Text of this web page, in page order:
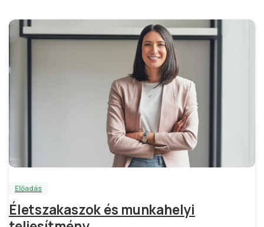
Előadás
Életszakaszok és munkahelyi